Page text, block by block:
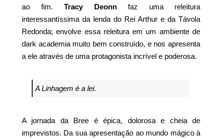
ao fim. Tracy Deonnfaz uma releitura
interessantíssima da lenda do Rei Arthur e da Távola
Redonda; envolve essa releitura em um ambiente de
dark academia muito bem construído, e nos apresenta
a ele através de uma protagonista incrível e poderosa.
A Linhagem é a lei.
A jornada da Bree é épica, dolorosa e cheia de
imprevistos. Da sua apresentação ao mundo mágico à